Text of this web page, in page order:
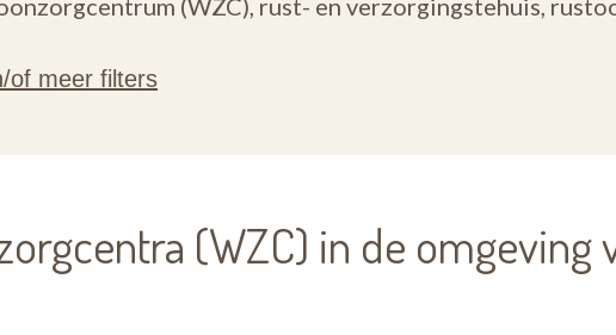
(WZC), rust- en verzorgingstehuis,
of meer filters
(WZC) in de omgeving